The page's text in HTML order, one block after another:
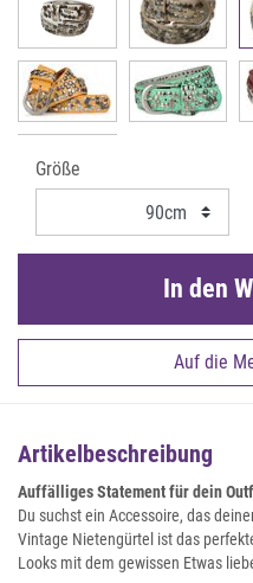
Größe
Auf die
In den
Artikelbeschreibung
Auffälliges Statement für dein
Du suchst ein Accessoire, das
Vintage Nietengürtel ist das
Looks mit dem gewissen Etwas